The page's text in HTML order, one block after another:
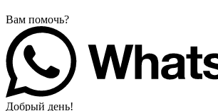
Вам помочь?
Добрый день!